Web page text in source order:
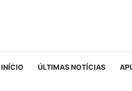
INÍCIO ÚLTIMAS NOTÍCIAS